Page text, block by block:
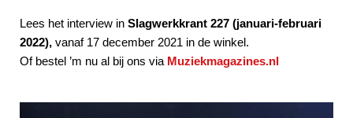
Lees het interview in Slagwerkkrant 227 (januari-februari
2022), vanaf 17 december 2021 in de winkel.
Of bestel ’m nu al bij ons via Muziekmagazines.nl